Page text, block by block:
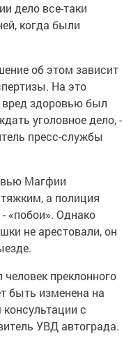
дело все-таки
когда были
об этом зависит
На это
вред здоровью был
уголовное дело, -
пресс-службы
Магфии
а полиция
«побои». Однако
не арестовали, он
преклонного
быть изменена на
с
УВД автограда.